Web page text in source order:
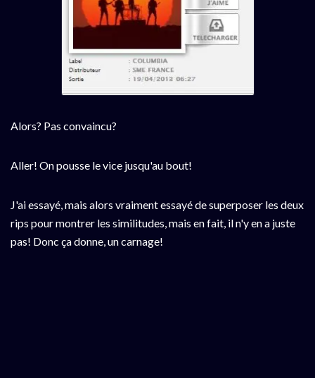
Alors? Pas convaincu?
Aller! On pousse le vice jusqu'au bout!
J'ai essayé, mais alors vraiment essayé de superposer les deux
rips pour montrer les similitudes, mais en fait, il n'y en a juste
pas! Donc ça donne, un carnage!